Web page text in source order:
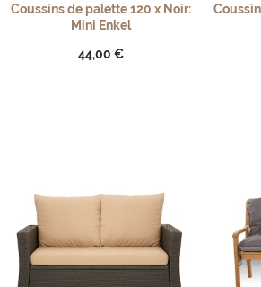
Coussins de palette 120 x Noir:
Mini Enkel
44,00 €